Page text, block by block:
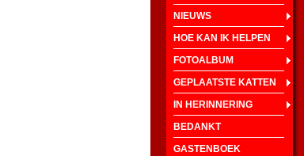
NIEUWS
HOE KAN IK HELPEN
FOTOALBUM
GEPLAATSTE KATTEN
IN HERINNERING
BEDANKT
GASTENBOEK